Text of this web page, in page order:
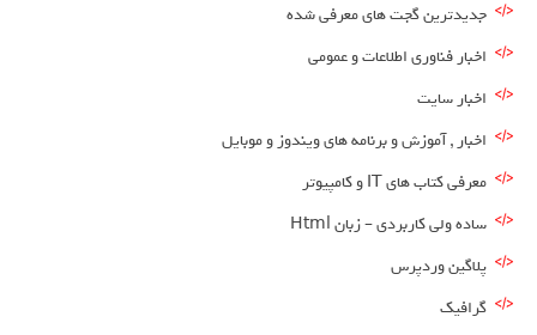
جدیدترین گجت های معرفی شده
اخبار فناوری اطلاعات و عمومی
اخبار سایت
اخبار , آموزش و برنامه های ویندوز و موبایل
معرفی کتاب های IT و کامپیوتر
ساده ولی کاربردی – زبان Html
پلاگین وردپرس
گرافیک